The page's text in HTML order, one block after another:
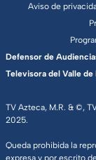
TV Azteca, M.R. & ©,
2025.
Queda prohibida la
expresa y por escrito
Aviso de
Defensor de
Televisora del Valle